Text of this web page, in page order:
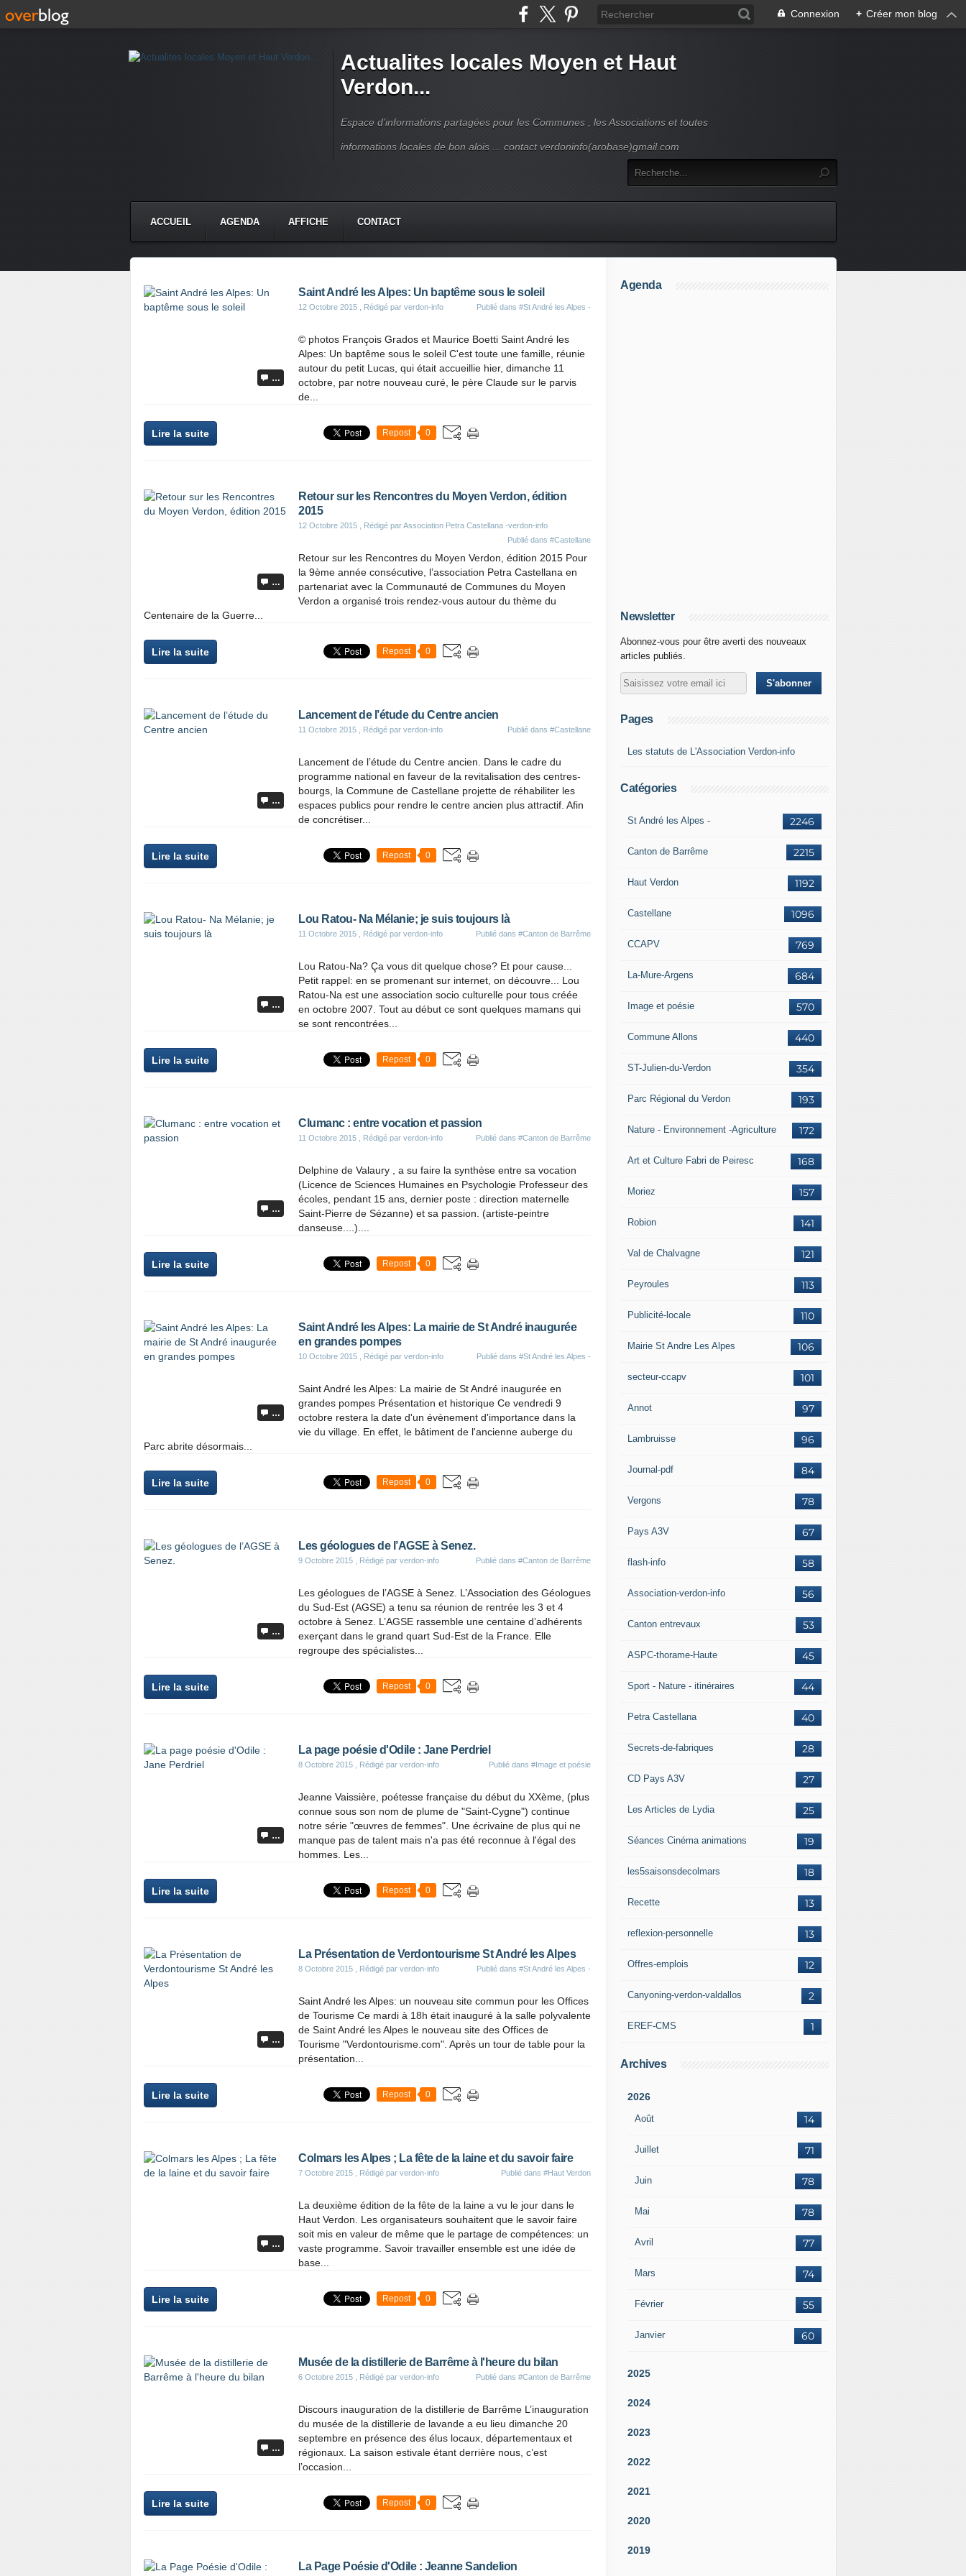
Connexion + Créer mon blog
Actualites locales Moyen et Haut
Verdon...
Espace d'informations partagées pour les Communes , les Associations et toutes
informations locales de bon alois ... contact verdoninfo(arobase)gmail.com
ACCUEIL AGENDA AFFICHE CONTACT
…
Saint André les Alpes: Un baptême sous le soleil
12 Octobre 2015 , Rédigé par verdon-info Publié dans #St André les Alpes -
© photos François Grados et Maurice Boetti Saint André les
Alpes: Un baptême sous le soleil C'est toute une famille, réunie
autour du petit Lucas, qui était accueillie hier, dimanche 11
octobre, par notre nouveau curé, le père Claude sur le parvis
de...
Lire la suite Repost 0
…
Retour sur les Rencontres du Moyen Verdon, édition
2015
12 Octobre 2015 , Rédigé par Association Petra Castellana -verdon-info
Publié dans #Castellane
Retour sur les Rencontres du Moyen Verdon, édition 2015 Pour
la 9ème année consécutive, l’association Petra Castellana en
partenariat avec la Communauté de Communes du Moyen
Verdon a organisé trois rendez-vous autour du thème du
Centenaire de la Guerre...
Lire la suite Repost 0
…
Lancement de l’étude du Centre ancien
11 Octobre 2015 , Rédigé par verdon-info Publié dans #Castellane
Lancement de l’étude du Centre ancien. Dans le cadre du
programme national en faveur de la revitalisation des centres-
bourgs, la Commune de Castellane projette de réhabiliter les
espaces publics pour rendre le centre ancien plus attractif. Afin
de concrétiser...
Lire la suite Repost 0
…
Lou Ratou- Na Mélanie; je suis toujours là
11 Octobre 2015 , Rédigé par verdon-info Publié dans #Canton de Barrême
Lou Ratou-Na? Ça vous dit quelque chose? Et pour cause...
Petit rappel: en se promenant sur internet, on découvre... Lou
Ratou-Na est une association socio culturelle pour tous créée
en octobre 2007. Tout au début ce sont quelques mamans qui
se sont rencontrées...
Lire la suite Repost 0
…
Clumanc : entre vocation et passion
11 Octobre 2015 , Rédigé par verdon-info Publié dans #Canton de Barrême
Delphine de Valaury , a su faire la synthèse entre sa vocation
(Licence de Sciences Humaines en Psychologie Professeur des
écoles, pendant 15 ans, dernier poste : direction maternelle
Saint-Pierre de Sézanne) et sa passion. (artiste-peintre
danseuse....)....
Lire la suite Repost 0
…
Saint André les Alpes: La mairie de St André inaugurée
en grandes pompes
10 Octobre 2015 , Rédigé par verdon-info Publié dans #St André les Alpes -
Saint André les Alpes: La mairie de St André inaugurée en
grandes pompes Présentation et historique Ce vendredi 9
octobre restera la date d'un évènement d'importance dans la
vie du village. En effet, le bâtiment de l'ancienne auberge du
Parc abrite désormais...
Lire la suite Repost 0
…
Les géologues de l’AGSE à Senez.
9 Octobre 2015 , Rédigé par verdon-info Publié dans #Canton de Barrême
Les géologues de l’AGSE à Senez. L’Association des Géologues
du Sud-Est (AGSE) a tenu sa réunion de rentrée les 3 et 4
octobre à Senez. L’AGSE rassemble une centaine d’adhérents
exerçant dans le grand quart Sud-Est de la France. Elle
regroupe des spécialistes...
Lire la suite Repost 0
…
La page poésie d'Odile : Jane Perdriel
8 Octobre 2015 , Rédigé par verdon-info Publié dans #Image et poésie
Jeanne Vaissière, poétesse française du début du XXème, (plus
connue sous son nom de plume de "Saint-Cygne") continue
notre série "œuvres de femmes". Une écrivaine de plus qui ne
manque pas de talent mais n'a pas été reconnue à l'égal des
hommes. Les...
Lire la suite Repost 0
…
La Présentation de Verdontourisme St André les Alpes
8 Octobre 2015 , Rédigé par verdon-info Publié dans #St André les Alpes -
Saint André les Alpes: un nouveau site commun pour les Offices
de Tourisme Ce mardi à 18h était inauguré à la salle polyvalente
de Saint André les Alpes le nouveau site des Offices de
Tourisme "Verdontourisme.com". Après un tour de table pour la
présentation...
Lire la suite Repost 0
…
Colmars les Alpes ; La fête de la laine et du savoir faire
7 Octobre 2015 , Rédigé par verdon-info Publié dans #Haut Verdon
La deuxième édition de la fête de la laine a vu le jour dans le
Haut Verdon. Les organisateurs souhaitent que le savoir faire
soit mis en valeur de même que le partage de compétences: un
vaste programme. Savoir travailler ensemble est une idée de
base...
Lire la suite Repost 0
…
Musée de la distillerie de Barrême à l'heure du bilan
6 Octobre 2015 , Rédigé par verdon-info Publié dans #Canton de Barrême
Discours inauguration de la distillerie de Barrême L’inauguration
du musée de la distillerie de lavande a eu lieu dimanche 20
septembre en présence des élus locaux, départementaux et
régionaux. La saison estivale étant derrière nous, c’est
l’occasion...
Lire la suite Repost 0
La Page Poésie d'Odile : Jeanne Sandelion
Agenda
Newsletter
Abonnez-vous pour être averti des nouveaux
articles publiés.
Pages
Les statuts de L'Association Verdon-info
Catégories
2246
St André les Alpes -
2215
Canton de Barrême
1192
Haut Verdon
1096
Castellane
769
CCAPV
684
La-Mure-Argens
570
Image et poésie
440
Commune Allons
354
ST-Julien-du-Verdon
193
Parc Régional du Verdon
172
Nature - Environnement -Agriculture
168
Art et Culture Fabri de Peiresc
157
Moriez
141
Robion
121
Val de Chalvagne
113
Peyroules
110
Publicité-locale
106
Mairie St Andre Les Alpes
101
secteur-ccapv
97
Annot
96
Lambruisse
84
Journal-pdf
78
Vergons
67
Pays A3V
58
flash-info
56
Association-verdon-info
53
Canton entrevaux
45
ASPC-thorame-Haute
44
Sport - Nature - itinéraires
40
Petra Castellana
28
Secrets-de-fabriques
27
CD Pays A3V
25
Les Articles de Lydia
19
Séances Cinéma animations
18
les5saisonsdecolmars
13
Recette
13
reflexion-personnelle
12
Offres-emplois
2
Canyoning-verdon-valdallos
1
EREF-CMS
Archives
2026
Août 14
Juillet 71
Juin 78
Mai 78
Avril 77
Mars 74
Février 55
Janvier 60
2025
2024
2023
2022
2021
2020
2019